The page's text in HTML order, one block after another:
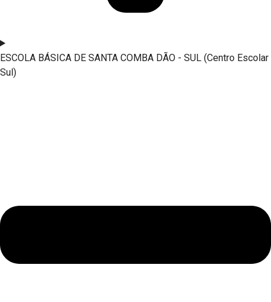
ESCOLA BÁSICA DE SANTA COMBA DÃO - SUL (Centro Escolar
Sul)